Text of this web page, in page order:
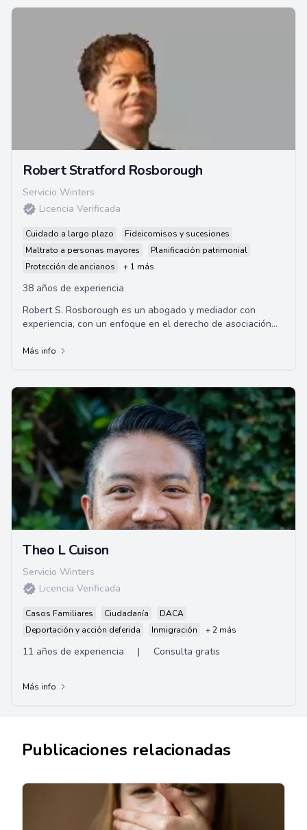
Robert Stratford Rosborough
Servicio Winters
Licencia Verificada
Cuidado a largo plazo
Fideicomisos y sucesiones
Maltrato a personas mayores
Planificación patrimonial
Protección de ancianos
+ 1 más
38 años de experiencia
Robert S. Rosborough es un abogado y mediador con
experiencia, con un enfoque en el derecho de asociación
Más info
Theo L Cuison
Servicio Winters
Licencia Verificada
Casos Familiares Ciudadanía
DACA
Deportación y acción deferida
Inmigración + 2 más
11 años de experiencia | Consulta gratis
Más info
Publicaciones relacionadas